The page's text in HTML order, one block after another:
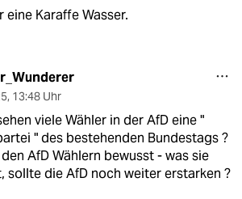
eine Karaffe Wasser.
, 13:48 Uhr
viele Wähler in der AfD eine "
" des bestehenden Bundestags ?
AfD Wählern bewusst - was sie
sollte die AfD noch weiter erstarken ?